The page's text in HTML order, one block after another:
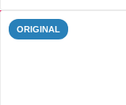
ORIGINAL